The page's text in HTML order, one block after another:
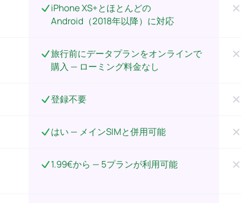
iPhone XS+とほとんどの
Android（2018年以降）に対応
旅行前にデータプランをオンラインで
購入 — ローミング料金なし
登録不要
はい — メインSIMと併用可能
1.99€から — 5プランが利用可能